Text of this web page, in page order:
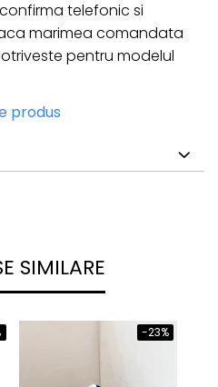
telefonic si
marimea comandata
pentru modelul
produs
SIMILARE
-23%